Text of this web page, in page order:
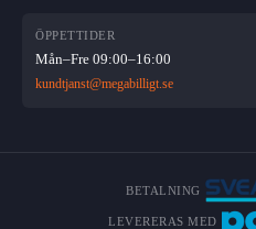
ÖPPETTIDER
Mån–Fre 09:00–16:00
kundtjanst@megabilligt.se
BETALNING
LEVERERAS MED